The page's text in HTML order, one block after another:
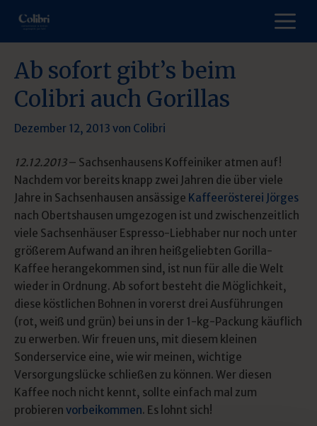
Inhalt
springen
Ab sofort gibt’s beim
Colibri auch Gorillas
Dezember 12, 2013 von Colibri
12.12.2013– Sachsenhausens Koffeiniker atmen auf!
Nachdem vor bereits knapp zwei Jahren die über viele
Jahre in Sachsenhausen ansässige Kaffeerösterei Jörges
nach Obertshausen umgezogen ist und zwischenzeitlich
viele Sachsenhäuser Espresso-Liebhaber nur noch unter
größerem Aufwand an ihren heißgeliebten Gorilla-
Kaffee herangekommen sind, ist nun für alle die Welt
wieder in Ordnung. Ab sofort besteht die Möglichkeit,
diese köstlichen Bohnen in vorerst drei Ausführungen
(rot, weiß und grün) bei uns in der 1-kg-Packung käuflich
zu erwerben. Wir freuen uns, mit diesem kleinen
Sonderservice eine, wie wir meinen, wichtige
Versorgungslücke schließen zu können. Wer diesen
Kaffee noch nicht kennt, sollte einfach mal zum
probieren vorbeikommen. Es lohnt sich!